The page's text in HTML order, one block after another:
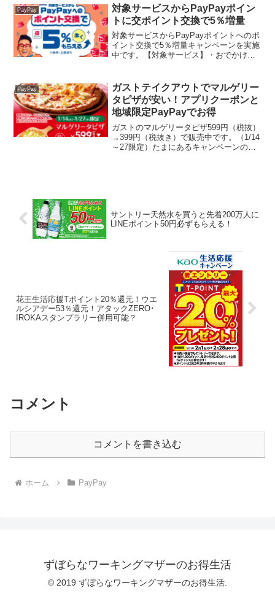
ンペーンとのコンボもできます。対象メ
ーカーの...
PayPay
対象サービスからPayPayポイン
トに交ポイント交換で5％増量
対象サービスからPayPayポイントへのポ
イント交換で5％増量キャンペーンを実施
中です。【対象サービス】・おでかけ
タウン・FitStas・PeXPayPayポイント...
PayPay
ガストテイクアウトでマルゲリー
タピザが安い！アプリクーポンと
地域限定PayPayでお得
ガストのマルゲリータピザ599円（税抜）
→399円（税抜き）で販売中です。（1/14
～27限定）たまにあるキャンペーンの度
サントリー天然水を買うと先着200万人に
LINEポイント50円必ずもらえる！
花王生活応援Tポイント20％還元！ウエ
ルシアデー53％還元！アタックZERO･
IROKAスタンプラリー併用可能？
コメント
コメントを書き込む
ホーム PayPay
ずぼらなワーキングマザーのお得生活
© 2019 ずぼらなワーキングマザーのお得生活.